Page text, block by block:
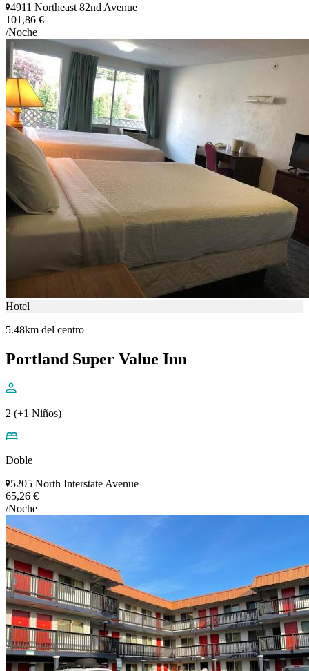
4911 Northeast 82nd Avenue
101,86 €
/Noche
Hotel
5.48km del centro
Portland Super Value Inn
2 (+1 Niños)
Doble
5205 North Interstate Avenue
65,26 €
/Noche